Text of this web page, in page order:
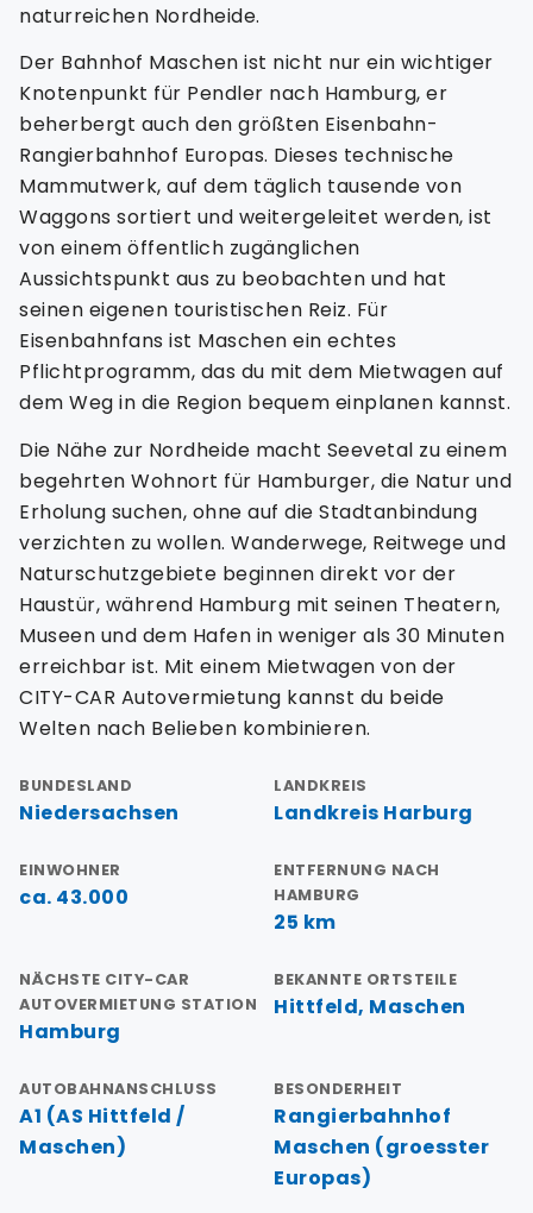
naturreichen Nordheide.
Der Bahnhof Maschen ist nicht nur ein wichtiger
Knotenpunkt für Pendler nach Hamburg, er
beherbergt auch den größten Eisenbahn-
Rangierbahnhof Europas. Dieses technische
Mammutwerk, auf dem täglich tausende von
Waggons sortiert und weitergeleitet werden, ist
von einem öffentlich zugänglichen
Aussichtspunkt aus zu beobachten und hat
seinen eigenen touristischen Reiz. Für
Eisenbahnfans ist Maschen ein echtes
Pflichtprogramm, das du mit dem Mietwagen auf
dem Weg in die Region bequem einplanen kannst.
Die Nähe zur Nordheide macht Seevetal zu einem
begehrten Wohnort für Hamburger, die Natur und
Erholung suchen, ohne auf die Stadtanbindung
verzichten zu wollen. Wanderwege, Reitwege und
Naturschutzgebiete beginnen direkt vor der
Haustür, während Hamburg mit seinen Theatern,
Museen und dem Hafen in weniger als 30 Minuten
erreichbar ist. Mit einem Mietwagen von der
CITY-CAR Autovermietung kannst du beide
Welten nach Belieben kombinieren.
BUNDESLAND
Niedersachsen
LANDKREIS
Landkreis Harburg
EINWOHNER
ca. 43.000
ENTFERNUNG NACH
HAMBURG
25 km
NÄCHSTE CITY-CAR
AUTOVERMIETUNG STATION
Hamburg
BEKANNTE ORTSTEILE
Hittfeld, Maschen
AUTOBAHNANSCHLUSS
A1 (AS Hittfeld /
Maschen)
BESONDERHEIT
Rangierbahnhof
Maschen (groesster
Europas)